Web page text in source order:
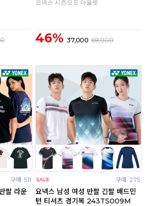
요넥스 시즌오프 아울렛
46% 37,000 69,000
구매 511
팔 라운
구매 275
요넥스 남성 여성 반팔 긴팔 배드민
턴 티셔츠 경기복 243TS009M